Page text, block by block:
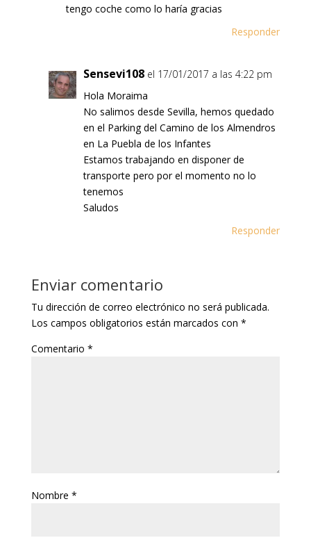
tengo coche como lo haría gracias
Responder
Sensevi108 el 17/01/2017 a las 4:22 pm
Hola Moraima
No salimos desde Sevilla, hemos quedado
en el Parking del Camino de los Almendros
en La Puebla de los Infantes
Estamos trabajando en disponer de
transporte pero por el momento no lo
tenemos
Saludos
Responder
Enviar comentario
Tu dirección de correo electrónico no será publicada.
Los campos obligatorios están marcados con *
Comentario *
Nombre *